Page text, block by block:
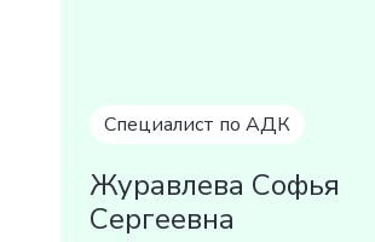
Специалист по АДК
Журавлева Софья
Сергеевна
СПЕЦИАЛИСТЫ "ЦЕНТРА АДК" В
ОТПУСКЕ
Запись на консультации